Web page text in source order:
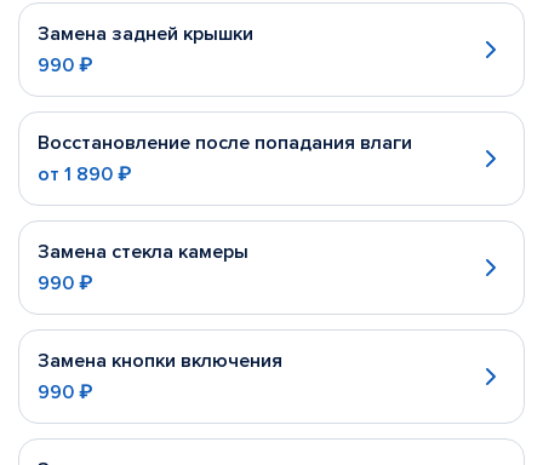
Замена задней крышки
990 ₽
Восстановление после попадания влаги
от 1 890 ₽
Замена стекла камеры
990 ₽
Замена кнопки включения
990 ₽